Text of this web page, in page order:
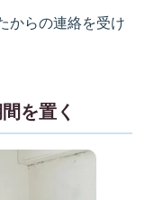
からの連絡を受け
を置く